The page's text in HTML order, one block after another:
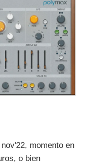
momento en
o bien